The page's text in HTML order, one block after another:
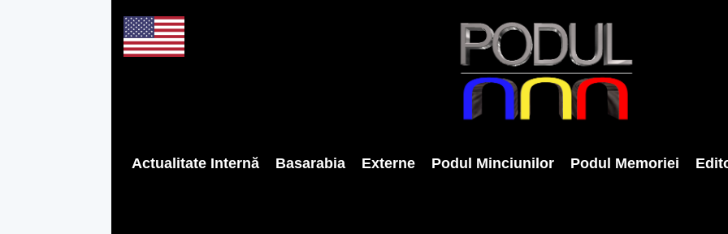
Actualitate Internă Basarabia Externe Podul Minciunilor Podul Memoriei